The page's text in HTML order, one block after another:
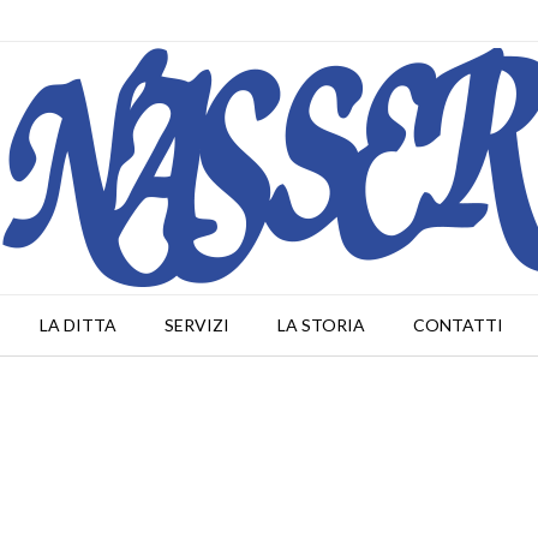
LA DITTA SERVIZI LA STORIA CONTATTI